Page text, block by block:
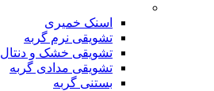
اسنک خمیری
تشویقی نرم گربه
تشویقی خشک و دنتال
تشویقی مدادی گربه
بستنی گربه